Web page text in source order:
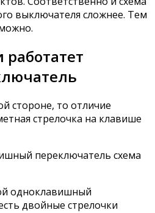
выключателя сложнее. Тем
стороне, то отличие
стрелочка на клавише
одноклавишный
двойные стрелочки